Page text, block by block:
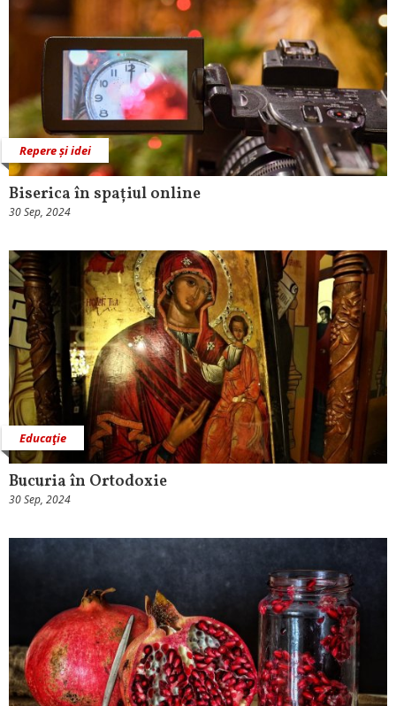
Repere și idei
Biserica în spațiul online
30 Sep, 2024
Educaţie
Bucuria în Ortodoxie
30 Sep, 2024